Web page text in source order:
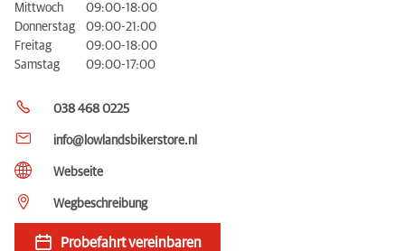
Mittwoch
09:00-18:00
Donnerstag
09:00-21:00
Freitag
09:00-18:00
Samstag
09:00-17:00
038 468 0225
info@lowlandsbikerstore.nl
Webseite
Wegbeschreibung
Probefahrt vereinbaren